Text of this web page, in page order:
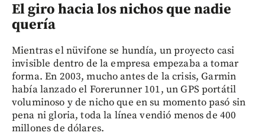
El giro hacia los nichos que nadie
quería
Mientras el nüvifone se hundía, un proyecto casi
invisible dentro de la empresa empezaba a tomar
forma. En 2003, mucho antes de la crisis, Garmin
había lanzado el Forerunner 101, un GPS portátil
voluminoso y de nicho que en su momento pasó sin
pena ni gloria, toda la línea vendió menos de 400
millones de dólares.